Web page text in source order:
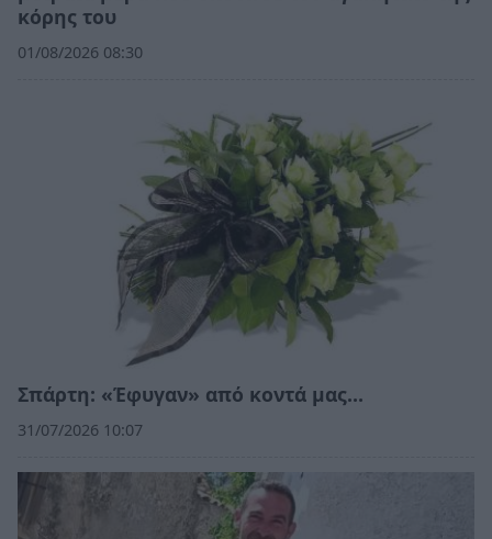
κόρης του
01/08/2026 08:30
Σπάρτη: «Έφυγαν» από κοντά μας…
31/07/2026 10:07